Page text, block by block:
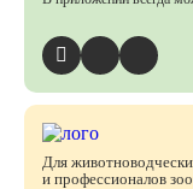
Для
и профессионалов